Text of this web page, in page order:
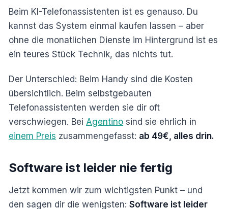
Beim KI-Telefonassistenten ist es genauso. Du
kannst das System einmal kaufen lassen – aber
ohne die monatlichen Dienste im Hintergrund ist es
ein teures Stück Technik, das nichts tut.
Der Unterschied: Beim Handy sind die Kosten
übersichtlich. Beim selbstgebauten
Telefonassistenten werden sie dir oft
verschwiegen. Bei Agentino sind sie ehrlich in
einem Preis zusammengefasst: ab 49€, alles drin.
Software ist leider nie fertig
Jetzt kommen wir zum wichtigsten Punkt – und
den sagen dir die wenigsten: Software ist leider